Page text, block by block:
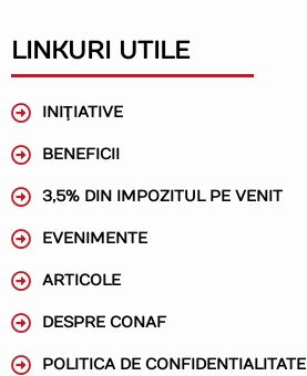
LINKURI UTILE
INIŢIATIVE
BENEFICII
3,5% DIN IMPOZITUL PE VENIT
EVENIMENTE
ARTICOLE
DESPRE CONAF
POLITICA DE CONFIDENTIALITATE